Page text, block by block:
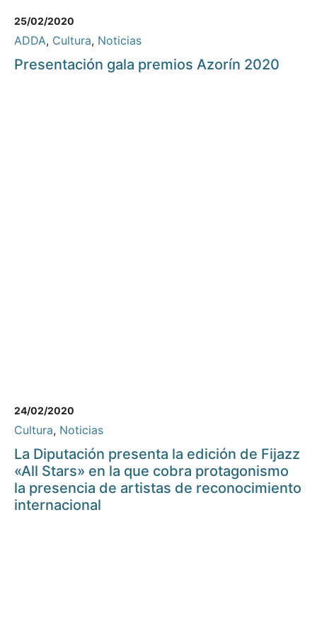
25/02/2020
ADDA, Cultura, Noticias
Presentación gala premios Azorín 2020
24/02/2020
Cultura, Noticias
La Diputación presenta la edición de Fijazz
«All Stars» en la que cobra protagonismo
la presencia de artistas de reconocimiento
internacional